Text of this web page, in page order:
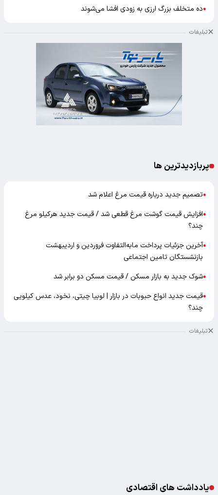
●ده متخلف بزرگ ارزی به زودی افشا می‌شوند
تبلیغات
پربازدیدترین ها
●تصمیم جدید درباره قیمت مرغ اعلام شد
●افزایش قیمت گوشت مرغ قطعی شد / قیمت جدید هرکیلو مرغ
چند؟
●آخرین جزئیات پرداخت مابه‌التفاوت فروردین و اردیبهشت
بازنشستگان تامین اجتماعی
●شوک جدید به بازار مسکن / قیمت مسکن دو برابر شد
●قیمت جدید انواع حبوبات در بازار | لوبیا چیتی، نخود، عدس کیلویی
چند؟
تبلیغات
یادداشت های اقتصادی